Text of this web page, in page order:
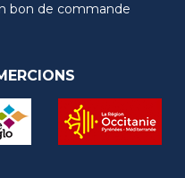
bon de commande